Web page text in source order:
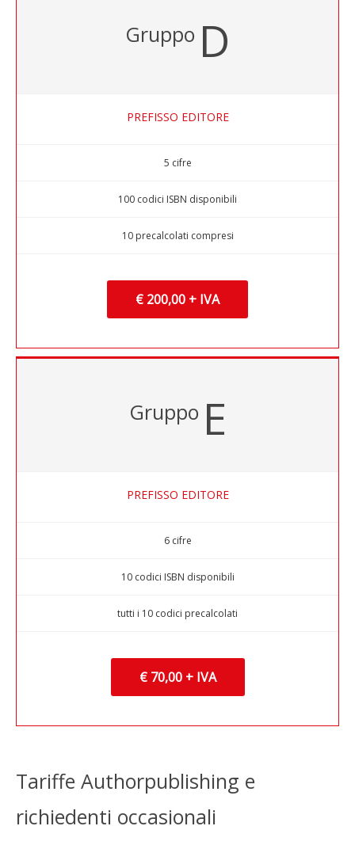
Gruppo D
PREFISSO EDITORE
5 cifre
100 codici ISBN disponibili
10 precalcolati compresi
€ 200,00 + IVA
Gruppo E
PREFISSO EDITORE
6 cifre
10 codici ISBN disponibili
tutti i 10 codici precalcolati
€ 70,00 + IVA
Tariffe Authorpublishing e
richiedenti occasionali